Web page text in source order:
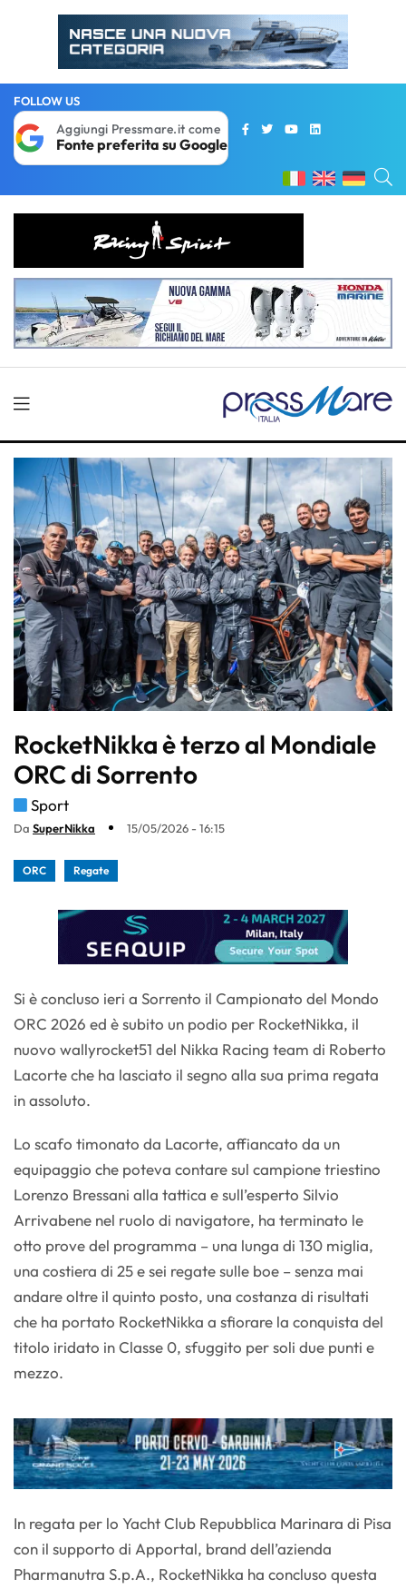
FOLLOW US
Aggiungi Pressmare.it come
Fonte preferita su Google
RocketNikka è terzo al Mondiale
ORC di Sorrento
Sport
Da SuperNikka 15/05/2026 - 16:15
ORC Regate
Si è concluso ieri a Sorrento il Campionato del Mondo
ORC 2026 ed è subito un podio per RocketNikka, il
nuovo wallyrocket51 del Nikka Racing team di Roberto
Lacorte che ha lasciato il segno alla sua prima regata
in assoluto.
Lo scafo timonato da Lacorte, affiancato da un
equipaggio che poteva contare sul campione triestino
Lorenzo Bressani alla tattica e sull’esperto Silvio
Arrivabene nel ruolo di navigatore, ha terminato le
otto prove del programma – una lunga di 130 miglia,
una costiera di 25 e sei regate sulle boe – senza mai
andare oltre il quinto posto, una costanza di risultati
che ha portato RocketNikka a sfiorare la conquista del
titolo iridato in Classe 0, sfuggito per soli due punti e
mezzo.
In regata per lo Yacht Club Repubblica Marinara di Pisa
con il supporto di Apportal, brand dell’azienda
Pharmanutra S.p.A., RocketNikka ha concluso questa